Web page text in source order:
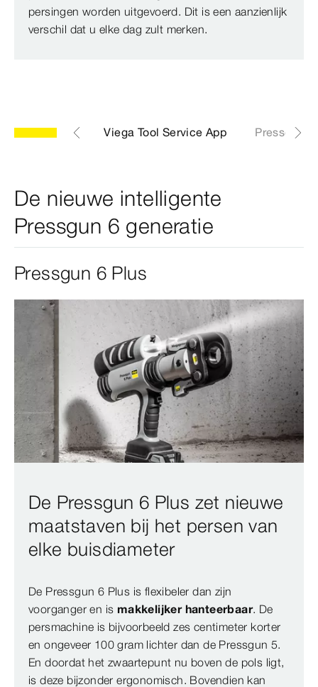
persingen worden uitgevoerd. Dit is een aanzienlijk
verschil dat u elke dag zult merken.
Picco 6 Plus Viega Tool Service App Pressgun 6
De nieuwe intelligente
Pressgun 6 generatie
Pressgun 6 Plus
De Pressgun 6 Plus zet nieuwe
maatstaven bij het persen van
elke buisdiameter
De Pressgun 6 Plus is flexibeler dan zijn
voorganger en is makkelijker hanteerbaar. De
persmachine is bijvoorbeeld zes centimeter korter
en ongeveer 100 gram lichter dan de Pressgun 5.
En doordat het zwaartepunt nu boven de pols ligt,
is deze bijzonder ergonomisch. Bovendien kan